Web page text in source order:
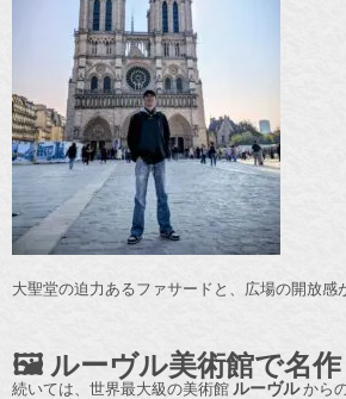
大聖堂の迫力あるファサードと、広場の開放感
🖼️ ルーヴル美術館で名作
続いては、世界最大級の美術館 ルーヴルから